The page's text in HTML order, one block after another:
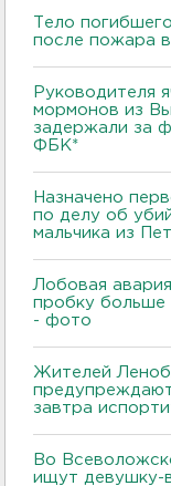
Тело
после пожара в
Руководителя
мормонов из
задержали за
ФБК*
Назначено
по делу об
мальчика из
Лобовая
пробку больше
- фото
Жителей
завтра
Во
ищут девушку-